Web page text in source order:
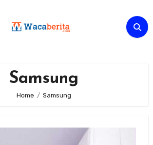
Samsung
Home Samsung